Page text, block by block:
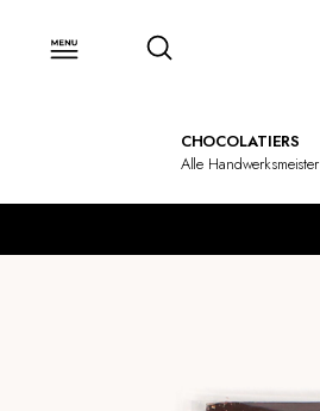
CHOCOLATIERS
Alle Handwerksmeister